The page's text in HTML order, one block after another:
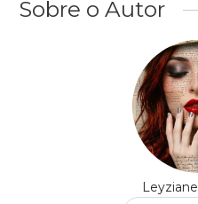
Sobre o Autor